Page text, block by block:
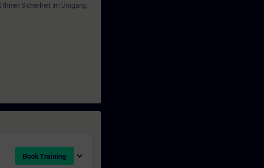
Sicherheit im Umgang
Book Training expand_more